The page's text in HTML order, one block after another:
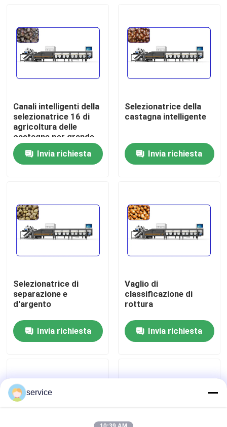
Casa
Prodotti
Mostra VR
Giro della fabbrica
Controllo di qualità
Notizie
Canali intelligenti della
selezionatrice 16 di
agricoltura delle
castagne per grande
capacità
Invia richiesta
Selezionatrice della
castagna intelligente
Invia richiesta
Selezionatrice di
separazione e
d'argento
Invia richiesta
Vaglio di
classificazione di
rottura
Invia richiesta
service